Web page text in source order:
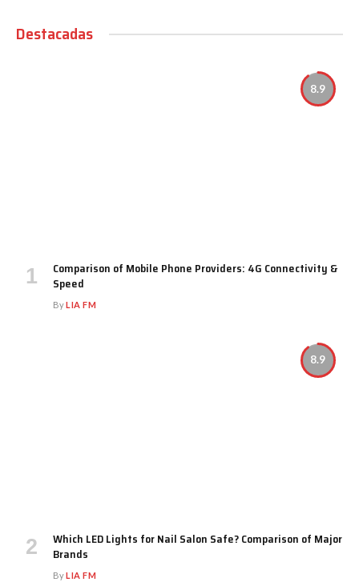
Destacadas
8.9
Comparison of Mobile Phone Providers: 4G Connectivity &
Speed
ByLIA FM
8.9
Which LED Lights for Nail Salon Safe? Comparison of Major
Brands
ByLIA FM